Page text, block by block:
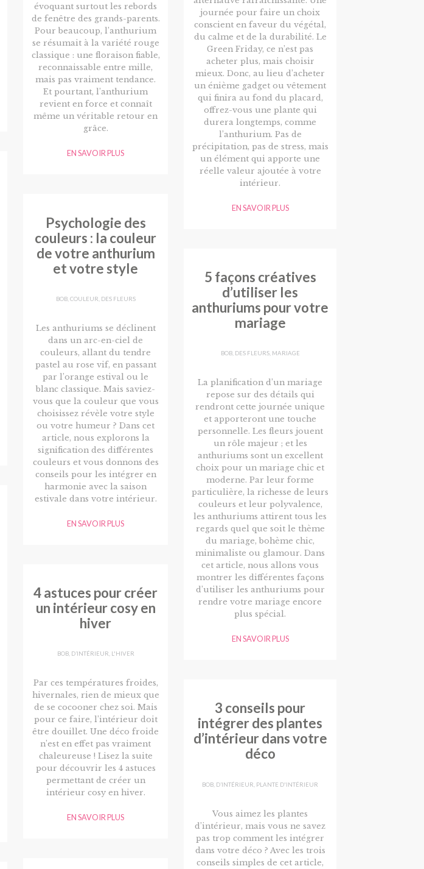
évoquant surtout les rebords
de fenêtre des grands-parents.
Pour beaucoup, l’anthurium
se résumait à la variété rouge
classique : une floraison fiable,
reconnaissable entre mille,
mais pas vraiment tendance.
Et pourtant, l’anthurium
revient en force et connaît
même un véritable retour en
grâce.
EN SAVOIR PLUS
Psychologie des
couleurs : la couleur
de votre anthurium
et votre style
BOB, COULEUR DES FLEURS
Les anthuriums se déclinent
dans un arc-en-ciel de
couleurs, allant du tendre
pastel au rose vif, en passant
par l’orange estival ou le
blanc classique. Mais saviez-
vous que la couleur que vous
choisissez révèle votre style
ou votre humeur ? Dans cet
article, nous explorons la
signification des différentes
couleurs et vous donnons des
conseils pour les intégrer en
harmonie avec la saison
estivale dans votre intérieur.
EN SAVOIR PLUS
4 astuces pour créer
un intérieur cosy en
hiver
BOB, D’INTÉRIEUR, L'HIVER
Par ces températures froides,
hivernales, rien de mieux que
de se cocooner chez soi. Mais
pour ce faire, l’intérieur doit
être douillet. Une déco froide
n’est en effet pas vraiment
chaleureuse ! Lisez la suite
pour découvrir les 4 astuces
permettant de créer un
intérieur cosy en hiver.
EN SAVOIR PLUS
journée pour faire un choix
conscient en faveur du végétal,
du calme et de la durabilité. Le
Green Friday, ce n’est pas
acheter plus, mais choisir
mieux. Donc, au lieu d’acheter
un énième gadget ou vêtement
qui finira au fond du placard,
offrez-vous une plante qui
durera longtemps, comme
l’anthurium. Pas de
précipitation, pas de stress, mais
un élément qui apporte une
réelle valeur ajoutée à votre
intérieur.
EN SAVOIR PLUS
5 façons créatives
d’utiliser les
anthuriums pour votre
mariage
BOB, DES FLEURS, MARIAGE
La planification d’un mariage
repose sur des détails qui
rendront cette journée unique
et apporteront une touche
personnelle. Les fleurs jouent
un rôle majeur ; et les
anthuriums sont un excellent
choix pour un mariage chic et
moderne. Par leur forme
particulière, la richesse de leurs
couleurs et leur polyvalence,
les anthuriums attirent tous les
regards quel que soit le thème
du mariage, bohème chic,
minimaliste ou glamour. Dans
cet article, nous allons vous
montrer les différentes façons
d’utiliser les anthuriums pour
rendre votre mariage encore
plus spécial.
EN SAVOIR PLUS
3 conseils pour
intégrer des plantes
d’intérieur dans votre
déco
BOB D’INTÉRIEUR PLANTE D'INTÉRIEUR
Vous aimez les plantes
d’intérieur, mais vous ne savez
pas trop comment les intégrer
dans votre déco ? Avec les trois
conseils simples de cet article,